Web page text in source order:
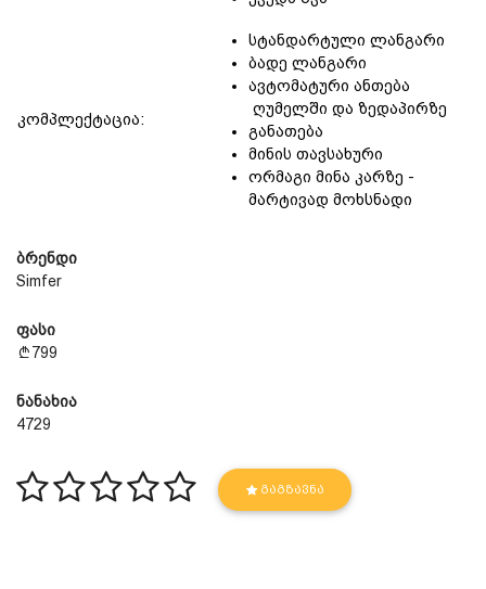
კომპლექტაცია:
სტანდარტული ლანგარი
ბადე ლანგარი
ავტომატური ანთება
ღუმელში და ზედაპირზე
განათება
მინის თავსახური
ორმაგი მინა კარზე -
მარტივად მოხსნადი
ბრენდი
Simfer
ფასი
799
ნანახია
4729
ᲒᲐᲒᲖᲐᲕᲜᲐ